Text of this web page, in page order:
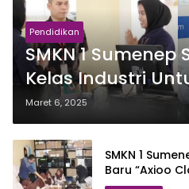
Pendidikan
SMKN 1 Sumenep
Kelas Industri
Perhatian Calon
Maret 6, 2025
SMKN 1
Baru “Axioo